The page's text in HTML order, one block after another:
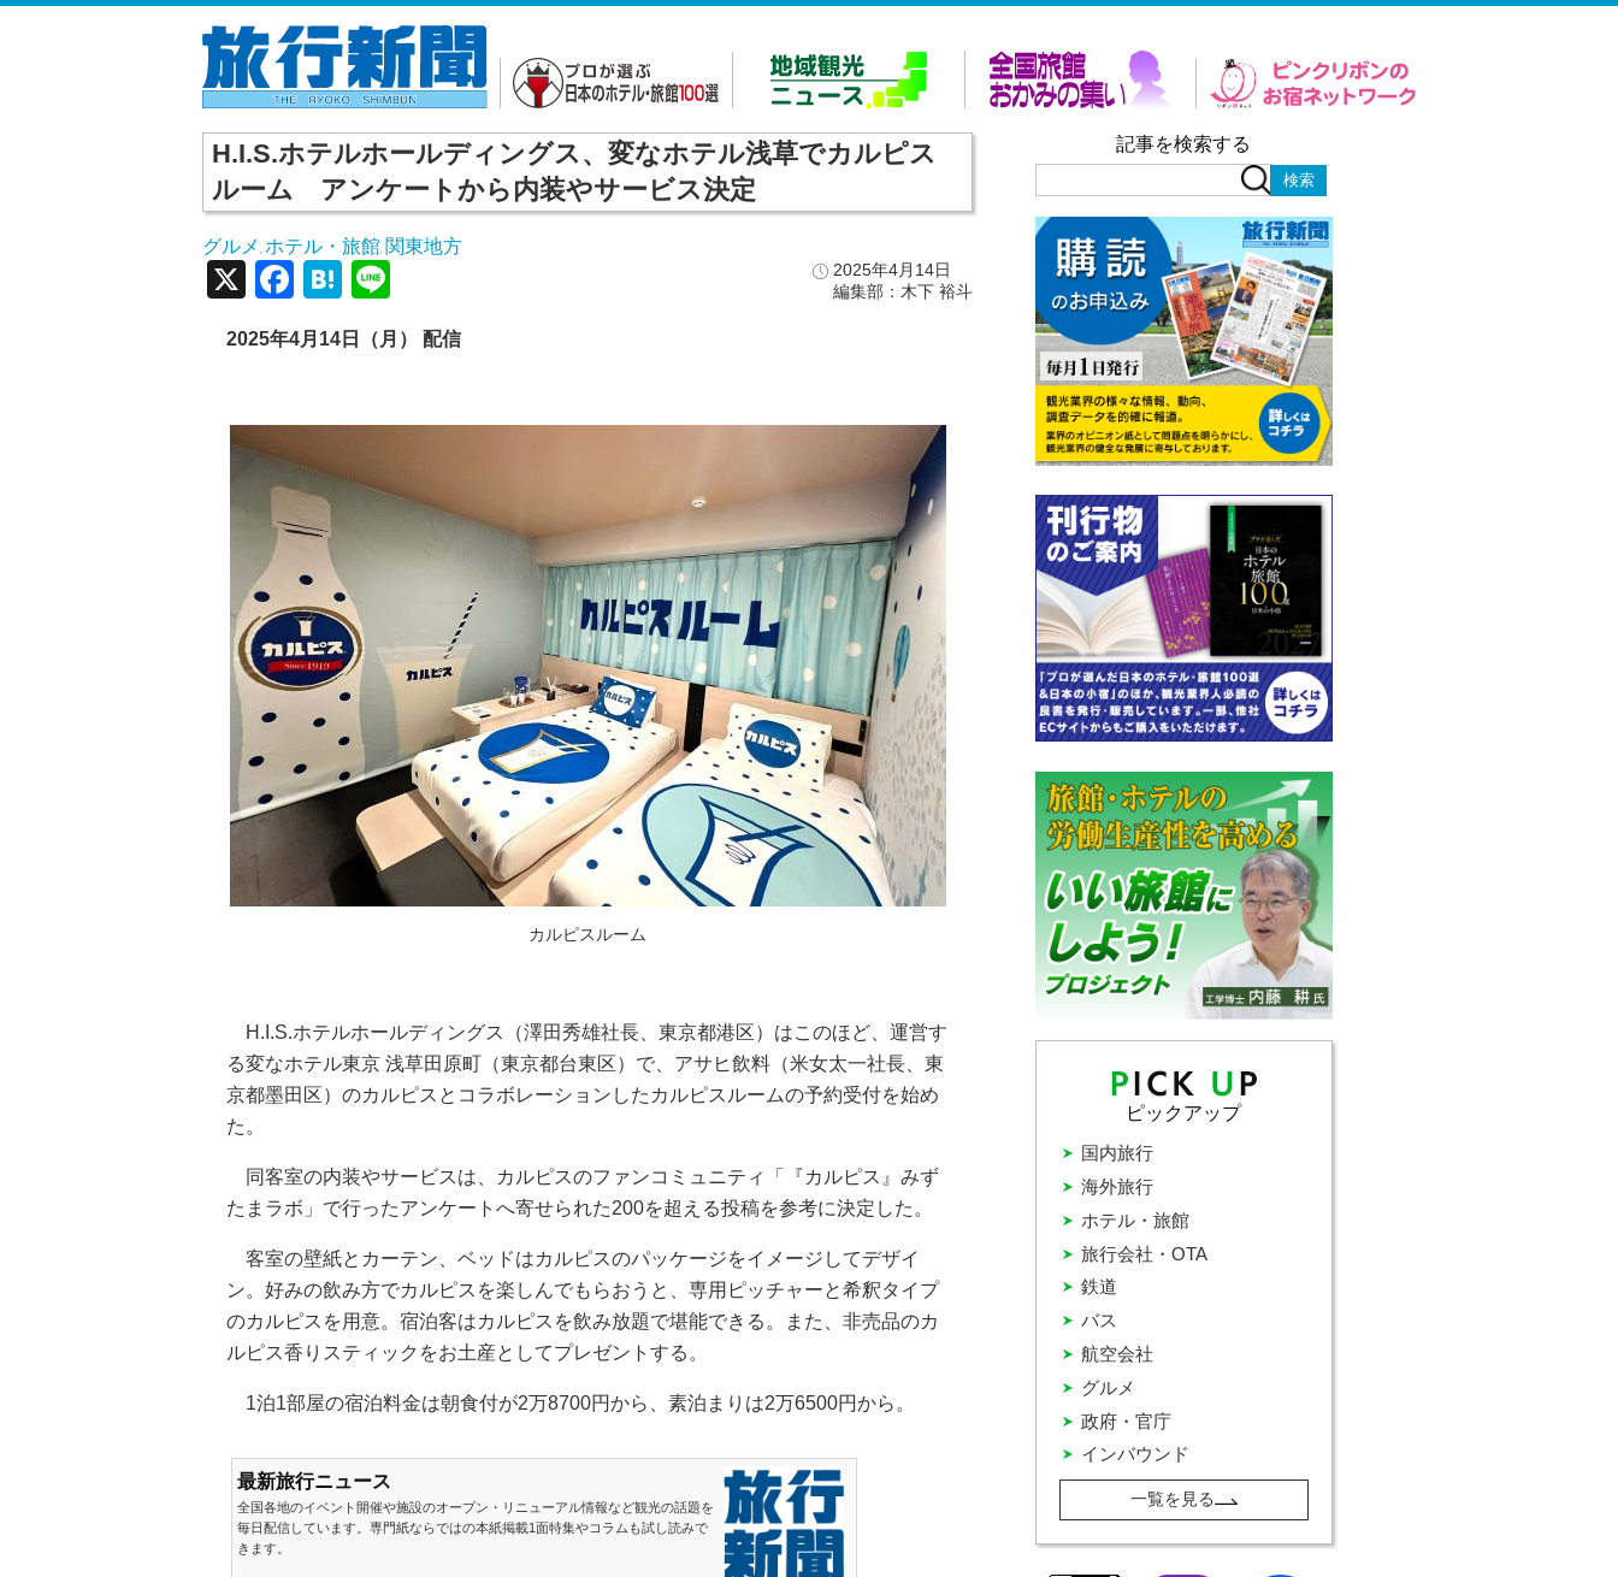
H.I.S.ホテルホールディングス、変なホテル浅草でカルピス
ルーム アンケートから内装やサービス決定
グルメ ホテル・旅館 関東地方
2025年4月14日
編集部：木下 裕斗
X Facebook
Hatena
2025年4月14日（月） 配信
カルピスルーム
H.I.S.ホテルホールディングス（澤田秀雄社長、東京都港区）はこのほど、運営す
る変なホテル東京 浅草田原町（東京都台東区）で、アサヒ飲料（米女太一社長、東
京都墨田区）のカルピスとコラボレーションしたカルピスルームの予約受付を始め
た。
同客室の内装やサービスは、カルピスのファンコミュニティ「『カルピス』みず
たまラボ」で行ったアンケートへ寄せられた200を超える投稿を参考に決定した。
客室の壁紙とカーテン、ベッドはカルピスのパッケージをイメージしてデザイ
ン。好みの飲み方でカルピスを楽しんでもらおうと、専用ピッチャーと希釈タイプ
のカルピスを用意。宿泊客はカルピスを飲み放題で堪能できる。また、非売品のカ
ルピス香りスティックをお土産としてプレゼントする。
1泊1部屋の宿泊料金は朝食付が2万8700円から、素泊まりは2万6500円から。
最新旅行ニュース
全国各地のイベント開催や施設のオープン・リニューアル情報など観光の話題を
毎日配信しています。専門紙ならではの本紙掲載1面特集やコラムも試し読みで
きます。
記事を検索する
ピックアップ
インバウンド
グルメ
バス
ホテル・旅館
国内旅行
政府・官庁
旅行会社・OTA
海外旅行
航空会社
鉄道
一覧を見る